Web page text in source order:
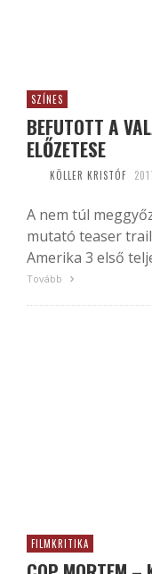
SZÍNES
BEFUTOTT A
ELŐZETESE
KÖLLER KRISTÓF
A nem túl
mutató teaser
Amerika 3 első
Tovább
FILMKRITIKA